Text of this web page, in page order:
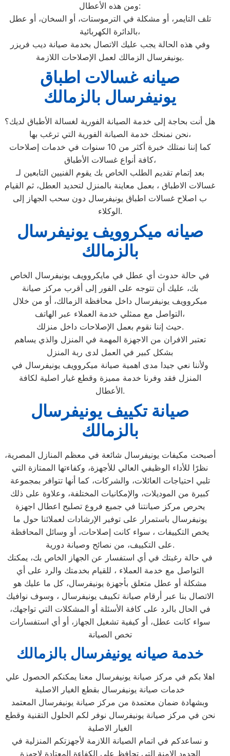
ومن هذه الأعطال:
تلف التايمر، أو مشكلة في الترموستات، أو السخان، أو عطل
بالدائرة الكهربائية،
وفي هذه الحالة يجب عليك الاتصال بخدمة صيانة ديب فريزر
يونيفرسال الزمالك لعمل الإصلاحات اللازمة.
صيانه غسالات اطباق
يونيفرسال بالزمالك
هل أنت بحاجة إلى خدمة الصيانة الفورية لغسالة الأطباق لديك؟
نحن نمنحك خدمة الصيانة الفورية التي ترغب بها،
كما إننا نمتلك خبرة أكثر من 10 سنوات في خدمات إصلاحات
كافة أنواع غسالات الأطباق،
بعد إتمام تقديم الطلب الخاص بك يقوم الفنيين التابعين لـ
غسالات الاطباق ، بعمل معاينة بالمنزل لتحديد العطل، ثم القيام
ب اصلاح غسالات اطباق يونيفرسال دون سحب الجهاز إلى
الوكلاء.
صيانه ميكروويف يونيفرسال
بالزمالك
في حالة حدوث أي عطل في مايكروويف يونيفرسال الخاص
بك، عليك أن تتوجه على الفور إلى أقرب مركز صيانة
ميكروويف يونيفرسال داخل محافظة الزمالك، أو من خلال
التواصل مع ممثلي خدمة العملاء عبر الهاتف،
حيث إننا نقوم بعمل الإصلاحات داخل منزلك.
تعتبر الافران من الاجهزة المهمة في المنزل والذي يساهم
بشكل كبير في العمل لدى ربة المنزل
ولأننا نعي جيدا مدى اهمية صيانة ميكروويف يونيفرسال في
المنزل فقد وفرنا خدمة مميزة وقطع غيار اصلية لكافة
الأعطال.
صيانة تكييف يونيفرسال
بالزمالك
أصبحت مكيفات يونيفرسال شائعة في معظم المنازل المصرية،
نظرًا للأداء الوظيفي العالي للأجهزة، وكفاءتها الممتازة التي
تلبي احتياجات العائلات، والشركات، كما أنها تتوافر بمجموعة
كبيرة من الموديلات، والإمكانيات المختلفة، وعلاوة على ذلك
يحرص مركز صيانتنا في جميع فروع تصليح اعطال اجهزة
يونيفرسال باستمرار على توفير الإرشادات لعملائنا حول ما
يخص التكييفات ، سواء كانت إصلاحات، أو وسائل المحافظة
على التكييف، من نصائح وصيانة دورية.
في حالة رغبتك في أي استفسار عن الجهاز الخاص بك، يمكنك
التواصل مع خدمة العملاء ، للقيام بخدمتك والرد على أي
مشكلة أو عطل متعلق بأجهزة يونيفرسال، كل ما عليك هو
الاتصال بنا عبر أرقام صيانة تكييف يونيفرسال ، وسوف نوافيك
في الحال بالرد على كافة الأسئلة أو المشكلات التي تواجهك،
سواء كانت عطل، أو كيفية تشغيل الجهاز، أو أي استفسارات
تخص الصيانة
خدمة صيانه يونيفرسال بالزمالك
اهلا بكم في مركز صيانة يونيفرسال معنا يمكنكم الحصول علي
خدمات صيانة يونيفرسال بقطع الغيار الاصلية
وبشهادة ضمان معتمدة من مركز صيانة يونيفرسال المعتمد
نحن في مركز صيانة يونيفرسال نوفر لكم الحلول التقنية وقطع
الغيار الاصلية
و نساعدكم في اتمام الصيانة اللازمة لأجهزتكم المنزلية في
الحدود الامنة التي تحافظ علي الكفاءة المعتادة لاجهزة